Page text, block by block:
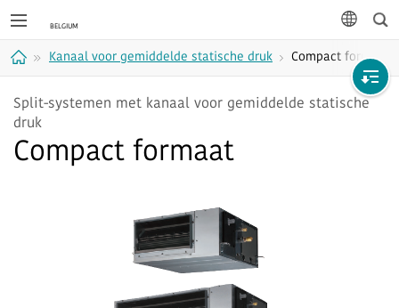
Kanaal voor gemiddelde statische druk Compact formaat
Split-systemen met kanaal voor gemiddelde statische
druk
Compact formaat